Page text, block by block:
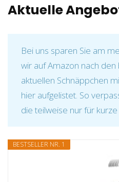
Aktuelle
Bei uns sparen Sie am
wir auf Amazon nach
aktuellen Schnäppchen
hier aufgelistet. So
die teilweise nur für
BESTSELLER NR. 1